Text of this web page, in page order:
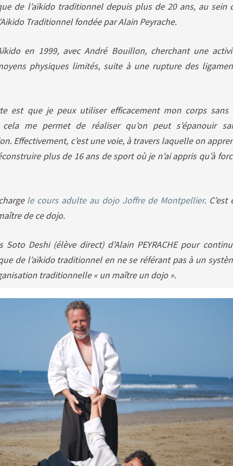
de l’aïkido traditionnel depuis plus de 20 ans, au sein
Traditionnel fondée par Alain Peyrache.
en 1999, avec André Bouillon, cherchant une
physiques limités, suite à une rupture des
est que je peux utiliser efficacement mon corps sans
me permet de réaliser qu’on peut s’épanouir
Effectivement, c’est une voie, à travers laquelle on
plus de 16 ans de sport où je n’ai appris qu’à
le cours adulte au dojo Joffre de Montpellier. C’est
de ce dojo.
Deshi (élève direct) d’Alain PEYRACHE pour
de l’aïkido traditionnel en ne se référant pas à un
traditionnelle « un maître un dojo ».